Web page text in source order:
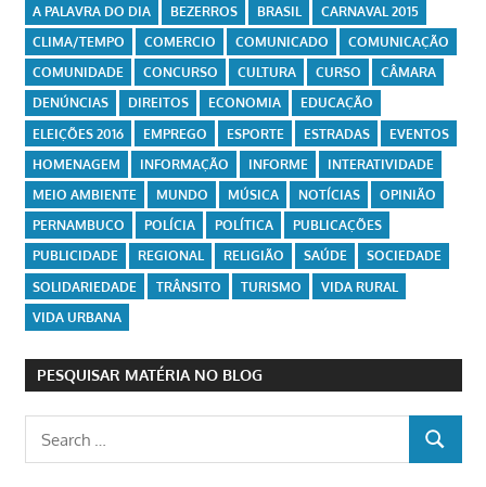
A PALAVRA DO DIA BEZERROS BRASIL
CARNAVAL 2015
CLIMA/TEMPO
COMERCIO COMUNICADO
COMUNICAÇÃO
COMUNIDADE
CONCURSO CULTURA CURSO
CÂMARA
DENÚNCIAS
DIREITOS ECONOMIA
EDUCAÇÃO
ELEIÇÕES 2016
EMPREGO ESPORTE ESTRADAS
EVENTOS
HOMENAGEM
INFORMAÇÃO INFORME
INTERATIVIDADE
MEIO AMBIENTE
MUNDO MÚSICA NOTÍCIAS
OPINIÃO
PERNAMBUCO
POLÍCIA POLÍTICA
PUBLICAÇÕES
PUBLICIDADE
REGIONAL RELIGIÃO SAÚDE
SOCIEDADE
SOLIDARIEDADE
TRÂNSITO TURISMO
VIDA RURAL
VIDA URBANA
PESQUISAR MATÉRIA NO BLOG
SEARCH